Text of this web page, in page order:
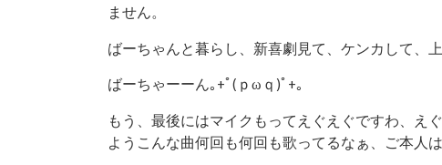
ません。
ばーちゃんと暮らし、新喜劇見て、ケンカして、
ばーちゃーーん｡+ﾟ(ｐωｑ)ﾟ+｡
もう、最後にはマイクもってえぐえぐですわ、え
ようこんな曲何回も何回も歌ってるなぁ、ご本人は